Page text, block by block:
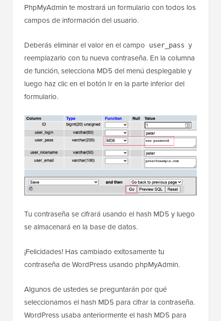
PhpMyAdmin te mostrará un formulario con todos los
campos de información del usuario.
Deberás eliminar el valor en el campo user_pass y
reemplazarlo con tu nueva contraseña. En la columna
de función, selecciona MD5 del menú desplegable y
luego haz clic en el botón Ir en la parte inferior del
formulario.
Tu contraseña se cifrará usando el hash MD5 y luego
se almacenará en la base de datos.
¡Felicidades! Has cambiado exitosamente tu
contraseña de WordPress usando phpMyAdmin.
Algunos de ustedes se preguntarán por qué
seleccionamos el hash MD5 para cifrar la contraseña.
WordPress usaba anteriormente el hash MD5 para